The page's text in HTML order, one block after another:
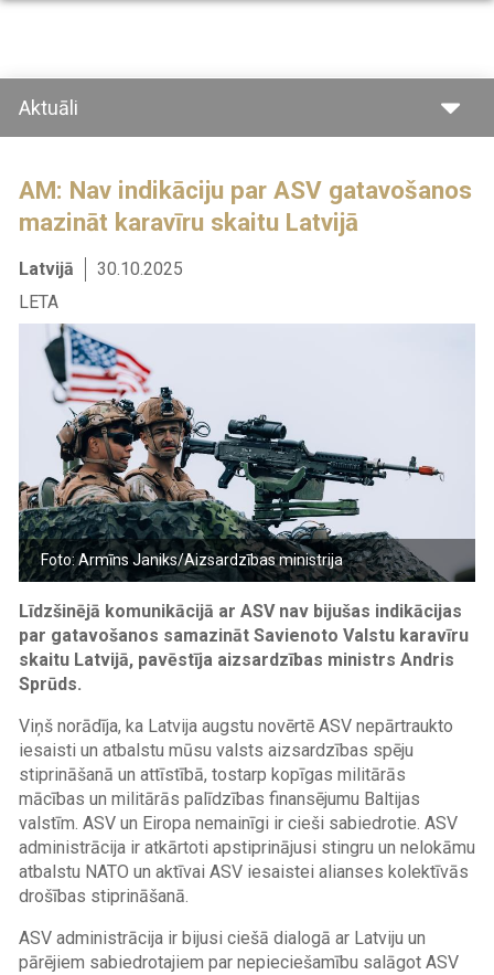
Pārlekt
saturu
Aktuāli
AM: Nav indikāciju par ASV gatavošanos
mazināt karavīru skaitu Latvijā
Latvijā
30.10.2025
LETA
Foto: Armīns Janiks/Aizsardzības ministrija
Līdzšinējā komunikācijā ar ASV nav bijušas indikācijas
par gatavošanos samazināt Savienoto Valstu karavīru
skaitu Latvijā, pavēstīja aizsardzības ministrs Andris
Sprūds.
Viņš norādīja, ka Latvija augstu novērtē ASV nepārtraukto
iesaisti un atbalstu mūsu valsts aizsardzības spēju
stiprināšanā un attīstībā, tostarp kopīgas militārās
mācības un militārās palīdzības finansējumu Baltijas
valstīm. ASV un Eiropa nemainīgi ir cieši sabiedrotie. ASV
administrācija ir atkārtoti apstiprinājusi stingru un nelokāmu
atbalstu NATO un aktīvai ASV iesaistei alianses kolektīvās
drošības stiprināšanā.
ASV administrācija ir bijusi ciešā dialogā ar Latviju un
pārējiem sabiedrotajiem par nepieciešamību salāgot ASV